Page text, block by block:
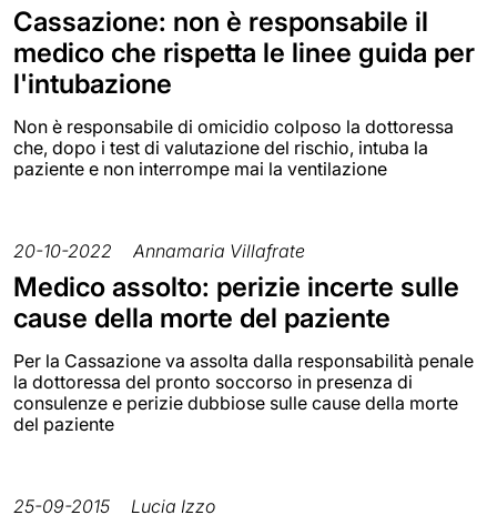
Cassazione: non è responsabile il
medico che rispetta le linee guida per
l'intubazione
Non è responsabile di omicidio colposo la dottoressa
che, dopo i test di valutazione del rischio, intuba la
paziente e non interrompe mai la ventilazione
20-10-2022 Annamaria Villafrate
Medico assolto: perizie incerte sulle
cause della morte del paziente
Per la Cassazione va assolta dalla responsabilità penale
la dottoressa del pronto soccorso in presenza di
consulenze e perizie dubbiose sulle cause della morte
del paziente
25-09-2015 Lucia Izzo